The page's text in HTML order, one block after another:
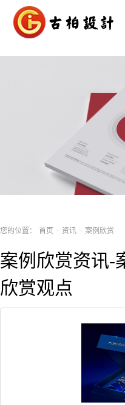
您的位置： 首页 资讯 案例欣赏
案例欣赏资讯-
欣赏观点